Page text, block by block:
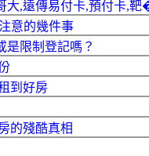
大,遠傳易付卡,預付卡,
意的幾件事
是限制登記嗎？
到好房
的殘酷真相